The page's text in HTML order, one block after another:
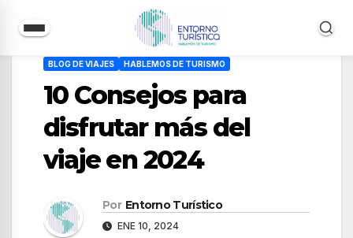
contenido
BLOG DE VIAJES HABLEMOS DE TURISMO
10 Consejos para
disfrutar más del
viaje en 2024
Por Entorno Turístico
ENE 10, 2024